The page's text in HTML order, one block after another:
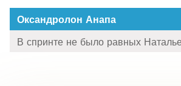
Оксандролон Анапа
В спринте не было равных